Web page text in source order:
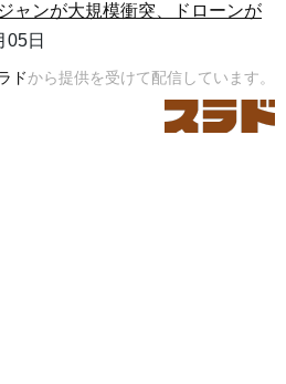
ャンが大規模衝突、ドローンが
05日
ドから提供を受けて配信しています。